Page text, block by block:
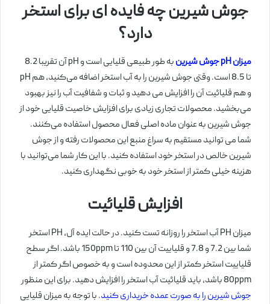
جوش شیرین چه فایده ای برای استخر
دارد؟
میزان pH جوش شیرین
به طور طبیعی قلیایی است و pH آن تقریبا 8.2
تا 8.5 است. وقتی جوش شیرین را به آب استخر اضافه می‌کنید، هم pH
و هم قلیائیت آن را افزایش می دهید و ثبات و شفافیت آب را نیز بهبود
می‌بخشید. محصولات تجاری زیادی برای افزایش خاصیت قلیایی خود از
جوش شیرین به عنوان ماده اصلی فعال محصول استفاده می‌کنند.
شما می توانید مستقیم به سراغ منبع این محصولات رفته و از جوش
شیرین خالص در استخر خود استفاده کنید. با این کار شما می‌توانید با
هزینه خیلی کمتر از استخر خود به خوبی نگهداری کنید.
افزایش قلیائیت
میزان PH آب استخر را روزانه تست کنید. در حالت ایده آل، PH استخر
شما بین 7.2 و 7.8 و قلیاییت آن بین 110 تا 150ppm باشد. اگر سطح
قلیاییت استخر کمتر از این محدوده است و به خصوص اگر کمتر از
80ppm باشد، باید قلیائیت آب استخر را افزایش دهید. برای این منظور
جوش شیرین را به صورت عمده خریداری کنید. با توجه به میزان قلیایی